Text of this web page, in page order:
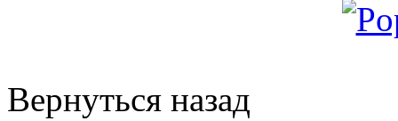
Вернуться назад